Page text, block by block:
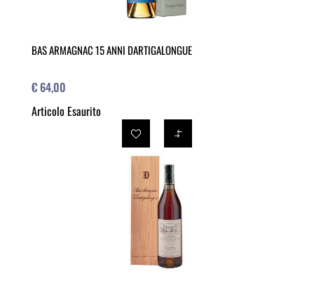
BAS ARMAGNAC 15 ANNI DARTIGALONGUE
€ 64,00
Articolo Esaurito